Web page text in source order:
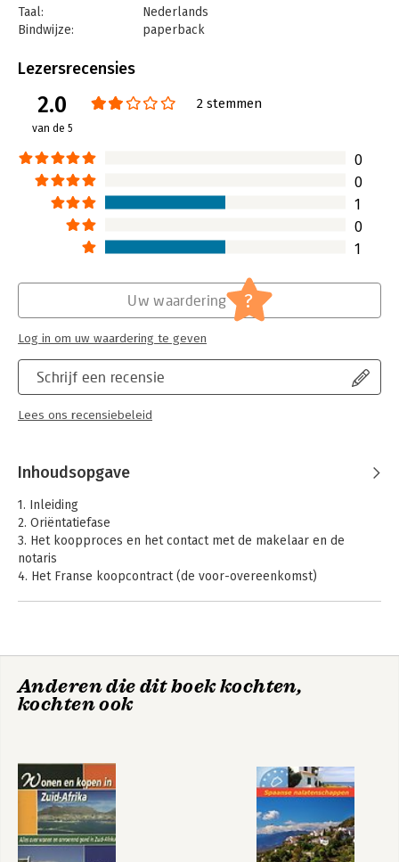
Taal:
Nederlands
Bindwijze:
paperback
Uitgever:
Verschijningsdatum:
12-4-2024
Hoofdrubriek:
Jongbloed:
Serie:
Lezersrecensies
2.0
van de 5
2 stemmen
0
0
1
0
1
Schrijf een recensie
Lees ons recensiebeleid
Uw waardering ?
Log in om uw waardering te geven
Inhoudsopgave
1. Inleiding
2. Oriëntatiefase
3. Het koopproces en het contact met de makelaar en de
notaris
4. Het Franse koopcontract (de voor-overeenkomst)
bouwen
10. Renovatie en onderhoud
13. Vertrek uit Nederland
14. Vestiging in Frankrijk
15. De verhuizing
16. Bankzaken
17. Verzekeringen
Anderen die dit boek kochten,
kochten ook